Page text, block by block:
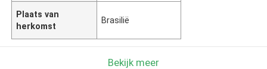
Plaats van
herkomst
Brasilië
Bekijk meer